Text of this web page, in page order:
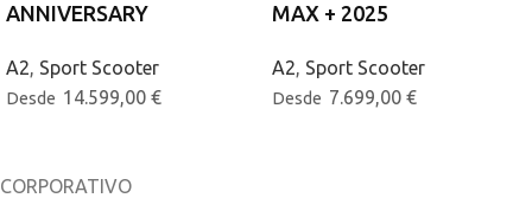
ANNIVERSARY
A2, Sport Scooter
Desde 14.599,00 €
MAX + 2025
A2, Sport Scooter
Desde 7.699,00 €
CORPORATIVO